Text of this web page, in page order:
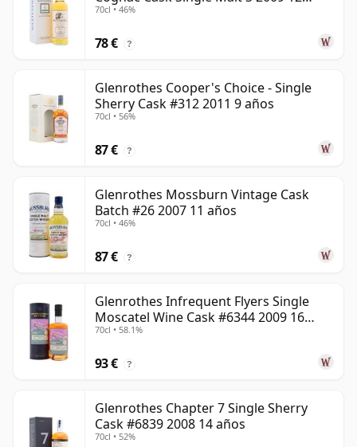
años
70cl • 46%
78 € ?
Glenrothes Cooper's Choice - Single
Sherry Cask #312 2011 9 años
70cl • 56%
87 € ?
Glenrothes Mossburn Vintage Cask
Batch #26 2007 11 años
70cl • 46%
87 € ?
Glenrothes Infrequent Flyers Single
Moscatel Wine Cask #6344 2009 16
años
70cl • 58.1%
93 € ?
Glenrothes Chapter 7 Single Sherry
Cask #6839 2008 14 años
70cl • 52%